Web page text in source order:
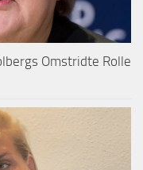
Omstridte Rolle